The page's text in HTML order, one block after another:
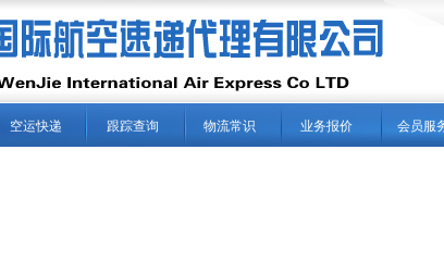
空运快递 跟踪查询 物流常识 业务报价 会员服